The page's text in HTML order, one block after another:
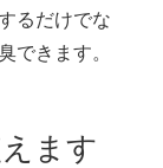
るだけでな
できます。
ます